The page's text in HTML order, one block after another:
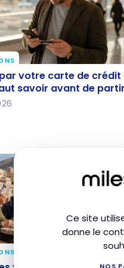
Ce site
donne le
NOS
votre carte de
qu’il faut savoir avant
votre carte de crédit
savoir avant de partir
voyage 2026 : 5